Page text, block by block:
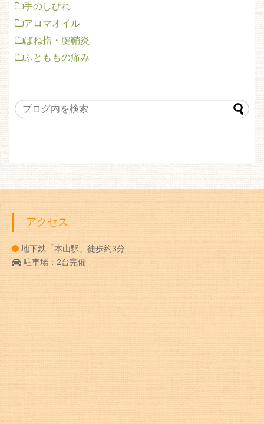
手のしびれ
アロマオイル
ばね指・腱鞘炎
ふとももの痛み
アクセス
地下鉄「本山駅」徒歩約3分
駐車場：2台完備